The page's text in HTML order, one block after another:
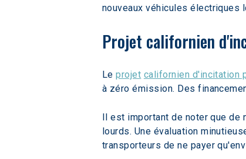
nouveaux véhicules électriques
Projet californien
Le projet californien d'incitation
à zéro émission. Des
Il est important de noter que de
lourds. Une évaluation
transporteurs de ne payer